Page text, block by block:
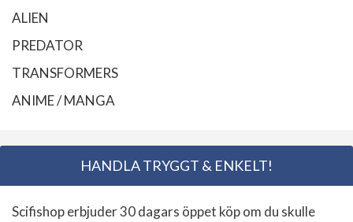
ALIEN
PREDATOR
TRANSFORMERS
ANIME / MANGA
HANDLA TRYGGT & ENKELT!
Scifishop erbjuder 30 dagars öppet köp om du skulle